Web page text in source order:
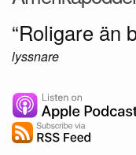
“Roligare än
lyssnare